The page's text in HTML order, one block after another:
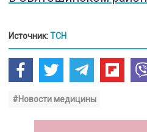
Источник:ТСН
#Новости медицины